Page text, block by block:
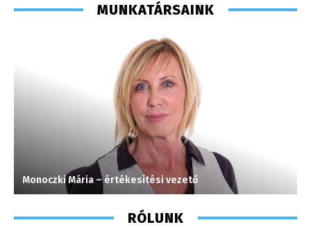
MUNKATÁRSAINK
Monoczki Mária – értékesítési vezető
RÓLUNK